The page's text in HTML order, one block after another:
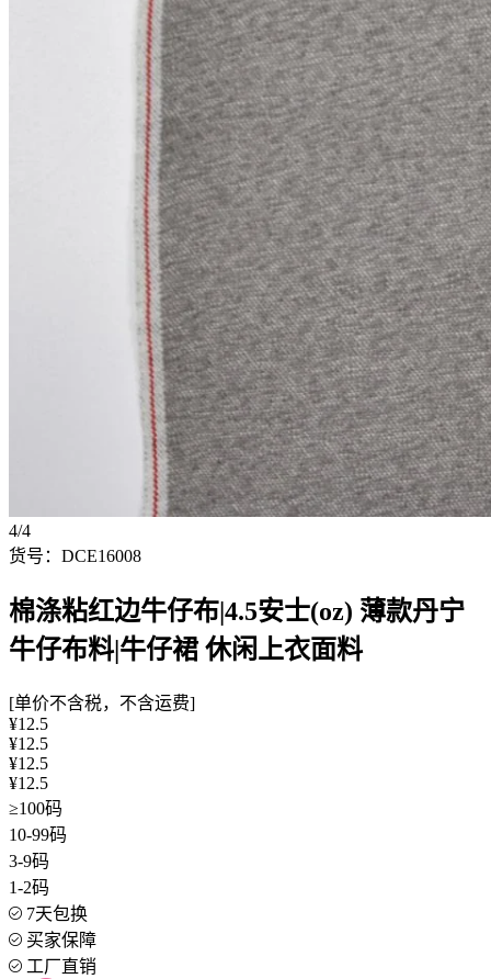
4/4
货号：DCE16008
棉涤粘红边牛仔布|4.5安士(oz) 薄款丹宁
牛仔布料|牛仔裙 休闲上衣面料
[单价不含税，不含运费]
¥12.5
¥12.5
¥12.5
¥12.5
≥100码
10-99码
3-9码
1-2码
7天包换
买家保障
工厂直销